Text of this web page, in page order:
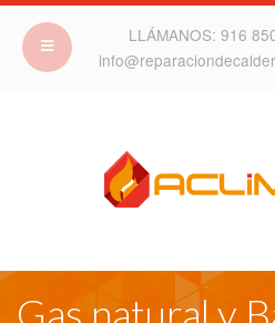
LLÁMANOS: 916
Gas natural y